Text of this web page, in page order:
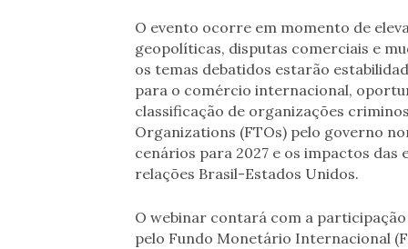
O evento ocorre em momento de
geopolíticas, disputas comerciais e
os temas debatidos estarão
para o comércio internacional,
classificação de organizações
Organizations (FTOs) pelo governo
cenários para 2027 e os impactos
relações Brasil-Estados Unidos.
O webinar contará com a
pelo Fundo Monetário Internacional